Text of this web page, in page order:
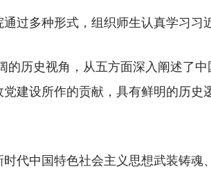
多种形式，组织师生认真学习习
历史视角，从五方面深入阐述了
建设所作的贡献，具有鲜明的历
中国特色社会主义思想武装铸魂